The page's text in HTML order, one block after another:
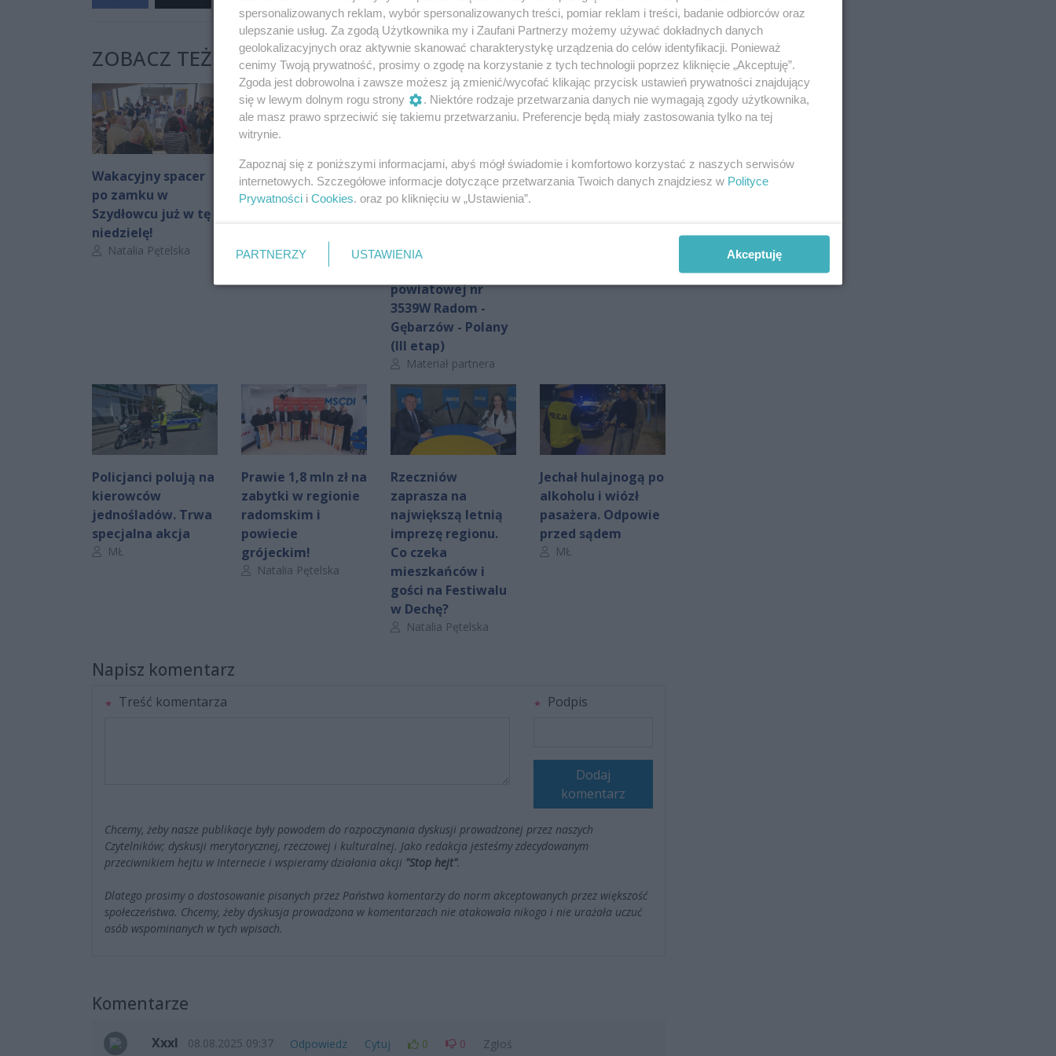
ZOBACZ TEŻ:
Wakacyjny spacer
po zamku w
Szydłowcu już w tę
niedzielę!
Autor artykułu:
Natalia Pętelska
Informator
kulturalny. Co
Autor artykułu:
nika
Fundusze
Europejskie
Radomskiego. Trwa
powiatowej nr
3539W Radom -
Gębarzów - Polany
(III etap)
Autor artykułu:
Materiał partnera
Blisko 500
Policjanci polują na
kierowców
jednośladów. Trwa
specjalna akcja
Autor artykułu:
MŁ
Prawie 1,8 mln zł na
zabytki w regionie
radomskim i
powiecie
grójeckim!
Autor artykułu:
Natalia Pętelska
Rzeczniów
zaprasza na
największą letnią
imprezę regionu.
Co czeka
mieszkańców i
gości na Festiwalu
w Dechę?
Autor artykułu:
Natalia Pętelska
Jechał hulajnogą po
alkoholu i wiózł
pasażera. Odpowie
przed sądem
Autor artykułu:
MŁ
Napisz komentarz
Treść komentarza Podpis
Dodaj
komentarz
Chcemy, żeby nasze publikacje były powodem do rozpoczynania dyskusji prowadzonej przez naszych
Czytelników; dyskusji merytorycznej, rzeczowej i kulturalnej. Jako redakcja jesteśmy zdecydowanym
przeciwnikiem hejtu w Internecie i wspieramy działania akcji "Stop hejt".
Dlatego prosimy o dostosowanie pisanych przez Państwa komentarzy do norm akceptowanych przez większość
społeczeństwa. Chcemy, żeby dyskusja prowadzona w komentarzach nie atakowała nikogo i nie urażała uczuć
osób wspominanych w tych wpisach.
Komentarze
Xxxl 08.08.2025 09:37 Odpowiedz Cytuj 0 0 Zgłoś
spersonalizowanych reklam, wybór spersonalizowanych treści, pomiar reklam i treści, badanie odbiorców oraz
ulepszanie usług. Za zgodą Użytkownika my i Zaufani Partnerzy możemy używać dokładnych danych
geolokalizacyjnych oraz aktywnie skanować charakterystykę urządzenia do celów identyfikacji. Ponieważ
cenimy Twoją prywatność, prosimy o zgodę na korzystanie z tych technologii poprzez kliknięcie „Akceptuję”.
Zgoda jest dobrowolna i zawsze możesz ją zmienić/wycofać klikając przycisk ustawień prywatności znajdujący
się w lewym dolnym rogu strony
. Niektóre rodzaje przetwarzania danych nie wymagają zgody użytkownika,
ale masz prawo sprzeciwić się takiemu przetwarzaniu. Preferencje będą miały zastosowania tylko na tej
witrynie.
Zapoznaj się z poniższymi informacjami, abyś mógł świadomie i komfortowo korzystać z naszych serwisów
internetowych. Szczegółowe informacje dotyczące przetwarzania Twoich danych znajdziesz w Polityce
Prywatności i Cookies. oraz po kliknięciu w „Ustawienia”.
PARTNERZY USTAWIENIA Akceptuję